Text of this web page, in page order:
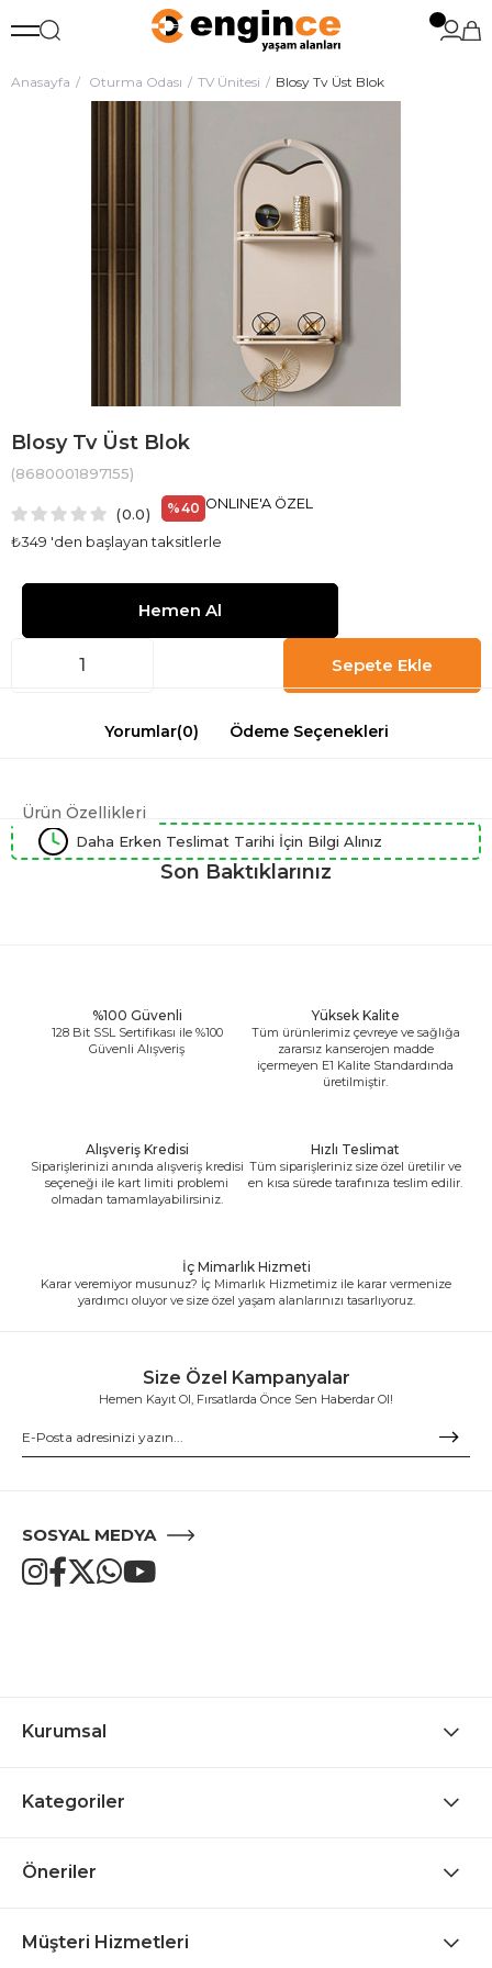
Anasayfa Oturma Odası TV Ünitesi Blosy Tv Üst Blok
Blosy Tv Üst Blok
(8680001897155)
0.0 %40
İndirim
₺349 'den başlayan taksitlerle
ONLINE'A ÖZEL
Yorumlar(0) Ödeme Seçenekleri
Ürün Özellikleri
Daha Erken Teslimat Tarihi İçin Bilgi Alınız
Son Baktıklarınız
%100 Güvenli
128 Bit SSL Sertifikası ile %100
Güvenli Alışveriş
Yüksek Kalite
Tüm ürünlerimiz çevreye ve sağlığa
zararsız kanserojen madde
içermeyen E1 Kalite Standardında
üretilmiştir.
Alışveriş Kredisi
Siparişlerinizi anında alışveriş kredisi
seçeneği ile kart limiti problemi
olmadan tamamlayabilirsiniz.
Hızlı Teslimat
Tüm siparişleriniz size özel üretilir ve
en kısa sürede tarafınıza teslim edilir.
İç Mimarlık Hizmeti
Karar veremiyor musunuz? İç Mimarlık Hizmetimiz ile karar vermenize
yardımcı oluyor ve size özel yaşam alanlarınızı tasarlıyoruz.
Size Özel Kampanyalar
Hemen Kayıt Ol, Fırsatlarda Önce Sen Haberdar Ol!
SOSYAL MEDYA
Kurumsal
Kategoriler
Öneriler
Müşteri Hizmetleri